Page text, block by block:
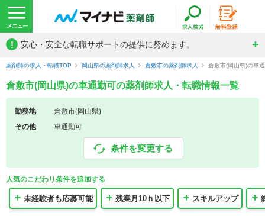
! 安心・安全な転職サポートの提供に努めます。
薬剤師の求人・転職TOP 岡山県の薬剤師求人 倉敷市の薬剤師求人 倉敷市(岡山県)の車
倉敷市(岡山県)の車通勤可の薬剤師求人・転職情報一覧
勤務地
倉敷市(岡山県)
その他
車通勤可
条件を変更する
人気のこだわり条件を追加する
未経験者も応募可能 残業月10ｈ以下 スキルアップ